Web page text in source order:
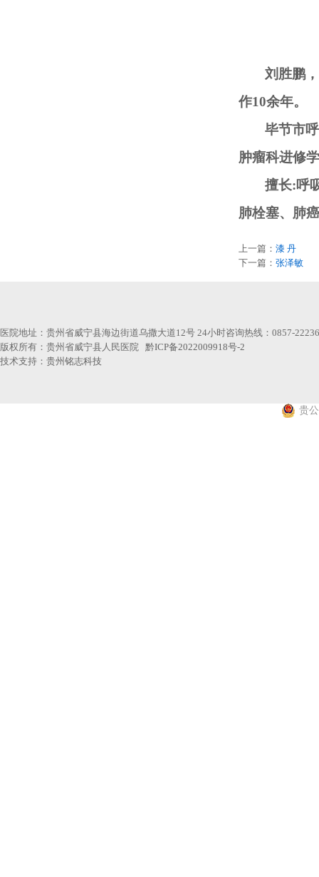
刘胜鹏
作10余年。
毕节市
肿瘤科进修
擅长:呼
肺栓塞、肺
上一篇： 漆 丹
下一篇： 张泽敏
医院地址：贵州省威宁县海边街道乌撒大道12号 24小时咨询热线：0857-
版权所有：贵州省威宁县人民医院 黔ICP备2022009918号-2
技术支持： 贵州铭志科技
贵